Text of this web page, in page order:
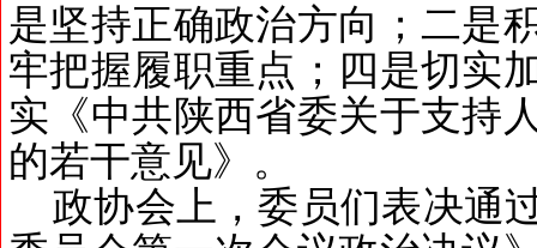
是坚持正确政治方向；二是
牢把握履职重点；四是切实
实《中共陕西省委关于支持
的若干意见》。
政协会上，委员们表决通